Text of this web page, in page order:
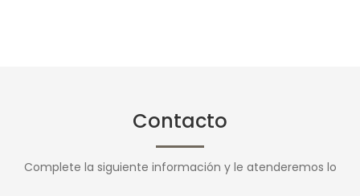
Contacto
Complete la siguiente información y le atenderemos lo